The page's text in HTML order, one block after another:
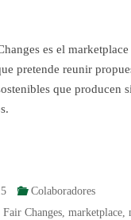
es el
pretende reunir
que producen
Colaboradores
Fair Changes, marketplace,